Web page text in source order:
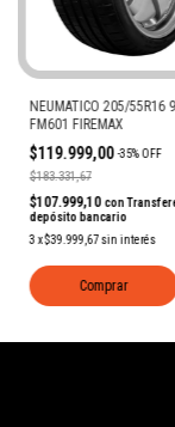
NEUMATICO 205/55R16
FM601 FIREMAX
$119.999,00-35%OFF
$183.331,67
$107.999,10 con
depósito bancario
3 x$39.999,67sin interés
Comprar